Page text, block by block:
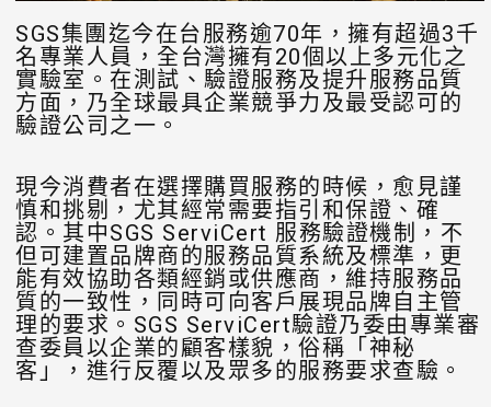
SGS集團迄今在台服務逾70年，擁有超過3千
名專業人員，全台灣擁有20個以上多元化之
實驗室。在測試、驗證服務及提升服務品質
方面，乃全球最具企業競爭力及最受認可的
驗證公司之一。
現今消費者在選擇購買服務的時候，愈見謹
慎和挑剔，尤其經常需要指引和保證、確
認。其中SGS ServiCert 服務驗證機制，不
但可建置品牌商的服務品質系統及標準，更
能有效協助各類經銷或供應商，維持服務品
質的一致性，同時可向客戶展現品牌自主管
理的要求。SGS ServiCert驗證乃委由專業審
查委員以企業的顧客樣貌，俗稱「神秘
客」，進行反覆以及眾多的服務要求查驗。